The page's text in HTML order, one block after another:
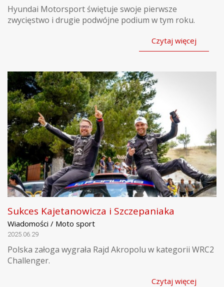
Hyundai Motorsport świętuje swoje pierwsze
zwycięstwo i drugie podwójne podium w tym roku.
Czytaj więcej
Sukces Kajetanowicza i Szczepaniaka
Wiadomości / Moto sport
2025.06.29
Polska załoga wygrała Rajd Akropolu w kategorii WRC2
Challenger.
Czytaj więcej